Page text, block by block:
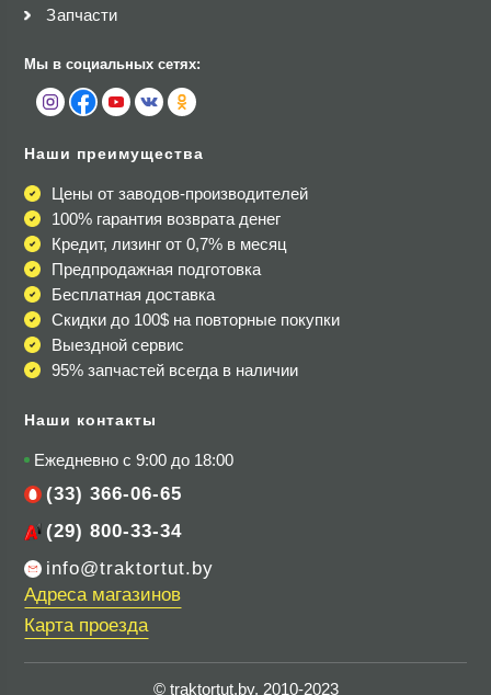
Запчасти
Мы в социальных сетях:
Наши преимущества
Цены от заводов-производителей
100% гарантия возврата денег
Кредит, лизинг от 0,7% в месяц
Предпродажная подготовка
Бесплатная доставка
Скидки до 100$ на повторные покупки
Выездной сервис
95% запчастей всегда в наличии
Наши контакты
Ежедневно с 9:00 до 18:00
(33) 366-06-65
(29) 800-33-34
info@traktortut.by
Адреса магазинов
Карта проезда
© traktortut.by, 2010-2023